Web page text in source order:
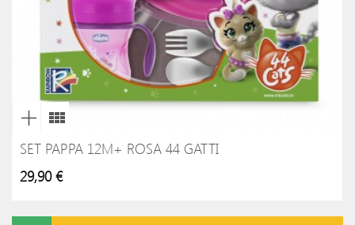
SET PAPPA 12M+ ROSA 44 GATTI
29,90 €